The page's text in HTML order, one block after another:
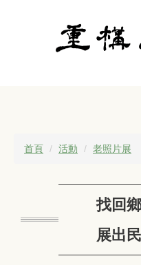
首頁 活動 老照片展
找回
展出